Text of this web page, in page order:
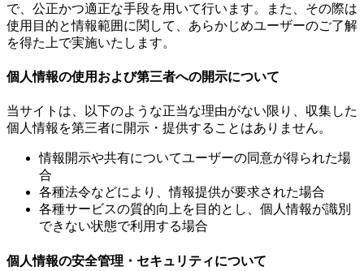
で、公正かつ適正な手段を用いて行います。また、その際は
使用目的と情報範囲に関して、あらかじめユーザーのご了解
を得た上で実施いたします。
個人情報の使用および第三者への開示について
当サイトは、以下のような正当な理由がない限り、収集した
個人情報を第三者に開示・提供することはありません。
情報開示や共有についてユーザーの同意が得られた場
合
各種法令などにより、情報提供が要求された場合
各種サービスの質的向上を目的とし、個人情報が識別
できない状態で利用する場合
個人情報の安全管理・セキュリティについて